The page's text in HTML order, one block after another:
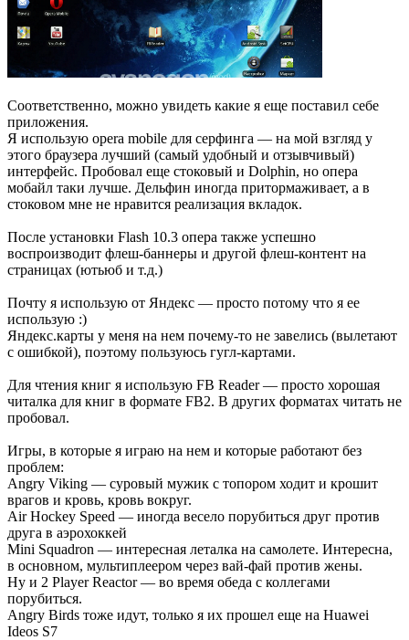
Соответственно, можно увидеть какие я еще поставил себе
приложения.
Я использую opera mobile для серфинга — на мой взгляд у
этого браузера лучший (самый удобный и отзывчивый)
интерфейс. Пробовал еще стоковый и Dolphin, но опера
мобайл таки лучше. Дельфин иногда притормаживает, а в
стоковом мне не нравится реализация вкладок.
После установки Flash 10.3 опера также успешно
воспроизводит флеш-баннеры и другой флеш-контент на
страницах (ютьюб и т.д.)
Почту я использую от Яндекс — просто потому что я ее
использую :)
Яндекс.карты у меня на нем почему-то не завелись (вылетают
с ошибкой), поэтому пользуюсь гугл-картами.
Для чтения книг я использую FB Reader — просто хорошая
читалка для книг в формате FB2. В других форматах читать не
пробовал.
Игры, в которые я играю на нем и которые работают без
проблем:
Angry Viking — суровый мужик с топором ходит и крошит
врагов и кровь, кровь вокруг.
Air Hockey Speed — иногда весело порубиться друг против
друга в аэрохоккей
Mini Squadron — интересная леталка на самолете. Интересна,
в основном, мультиплеером через вай-фай против жены.
Ну и 2 Player Reactor — во время обеда с коллегами
порубиться.
Angry Birds тоже идут, только я их прошел еще на Huawei
Ideos S7